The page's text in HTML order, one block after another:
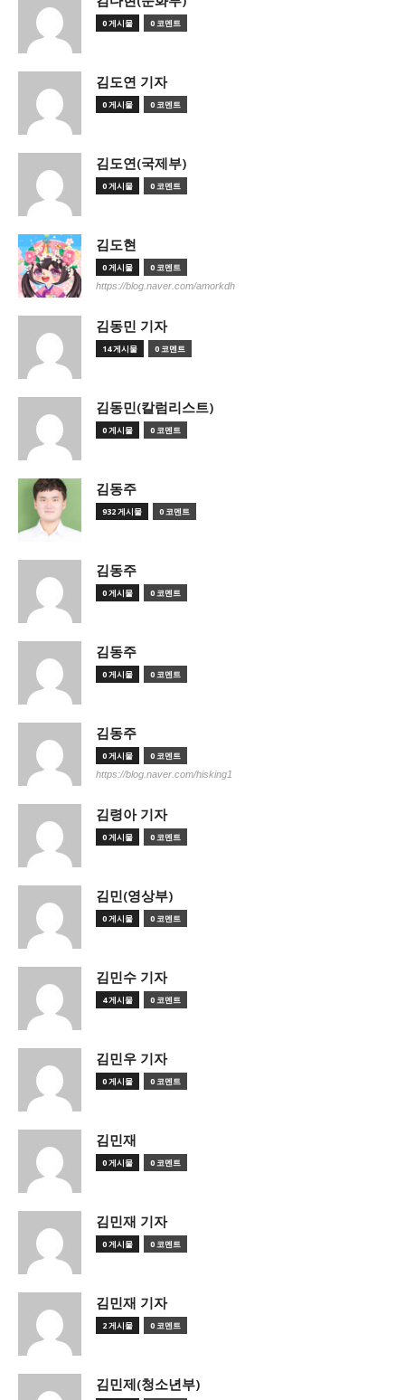
0 게시물 0 코멘트
김도연 기자
0 게시물 0 코멘트
김도연(국제부)
0 게시물 0 코멘트
김도현
0 게시물 0 코멘트
https://blog.naver.com/amorkdh
김동민 기자
14 게시물 0 코멘트
김동민(칼럼리스트)
0 게시물 0 코멘트
김동주
932 게시물 0 코멘트
김동주
0 게시물 0 코멘트
김동주
0 게시물 0 코멘트
김동주
0 게시물 0 코멘트
https://blog.naver.com/hisking1
김령아 기자
0 게시물 0 코멘트
김민(영상부)
0 게시물 0 코멘트
김민수 기자
4 게시물 0 코멘트
김민우 기자
0 게시물 0 코멘트
김민재
0 게시물 0 코멘트
김민재 기자
0 게시물 0 코멘트
김민재 기자
2 게시물 0 코멘트
김민제(청소년부)